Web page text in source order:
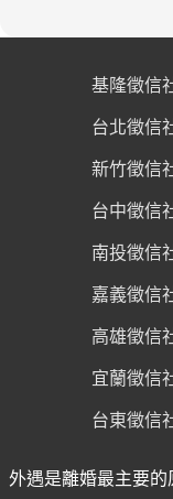
基隆徵信
台北徵信
新竹徵信
台中徵信
南投徵信
嘉義徵信
高雄徵信
宜蘭徵信
台東徵信
外遇是離婚最主要